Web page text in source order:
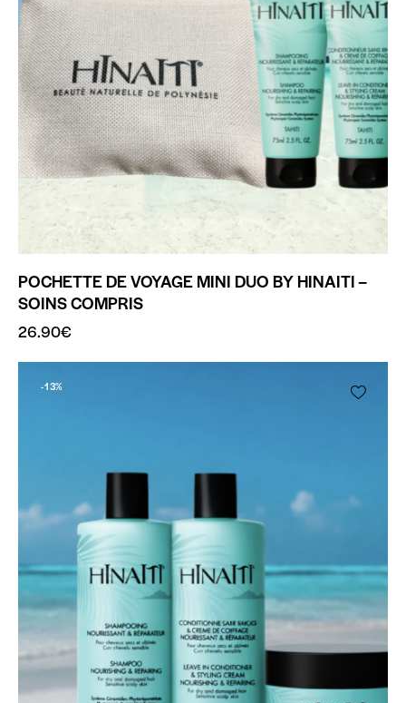
POCHETTE DE VOYAGE MINI DUO BY HINAITI –
SOINS COMPRIS
26.90€
-13%